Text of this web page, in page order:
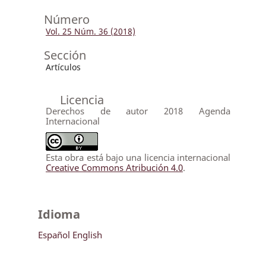
Número
Vol. 25 Núm. 36 (2018)
Sección
Artículos
Licencia
Derechos de autor 2018 Agenda
Internacional
Esta obra está bajo una licencia internacional
Creative Commons Atribución 4.0.
Idioma
Español English